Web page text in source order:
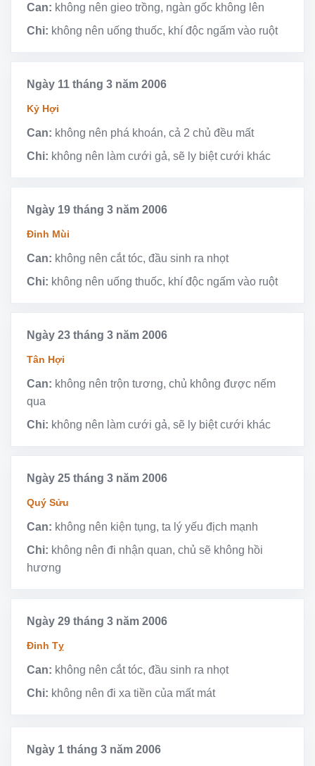
Can: không nên gieo trồng, ngàn gốc không lên
Chi: không nên uống thuốc, khí độc ngấm vào ruột
Ngày 11 tháng 3 năm 2006
Kỷ Hợi
Can: không nên phá khoán, cả 2 chủ đều mất
Chi: không nên làm cưới gả, sẽ ly biệt cưới khác
Ngày 19 tháng 3 năm 2006
Đinh Mùi
Can: không nên cắt tóc, đầu sinh ra nhọt
Chi: không nên uống thuốc, khí độc ngấm vào ruột
Ngày 23 tháng 3 năm 2006
Tân Hợi
Can: không nên trộn tương, chủ không được nếm
qua
Chi: không nên làm cưới gả, sẽ ly biệt cưới khác
Ngày 25 tháng 3 năm 2006
Quý Sửu
Can: không nên kiện tụng, ta lý yếu địch mạnh
Chi: không nên đi nhận quan, chủ sẽ không hồi
hương
Ngày 29 tháng 3 năm 2006
Đinh Tỵ
Can: không nên cắt tóc, đầu sinh ra nhọt
Chi: không nên đi xa tiền của mất mát
Ngày 1 tháng 3 năm 2006